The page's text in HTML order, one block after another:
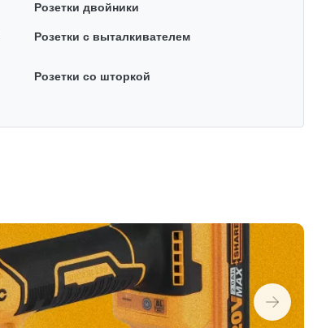
Розетки двойники
Розетки с выталкивателем
Розетки со шторкой